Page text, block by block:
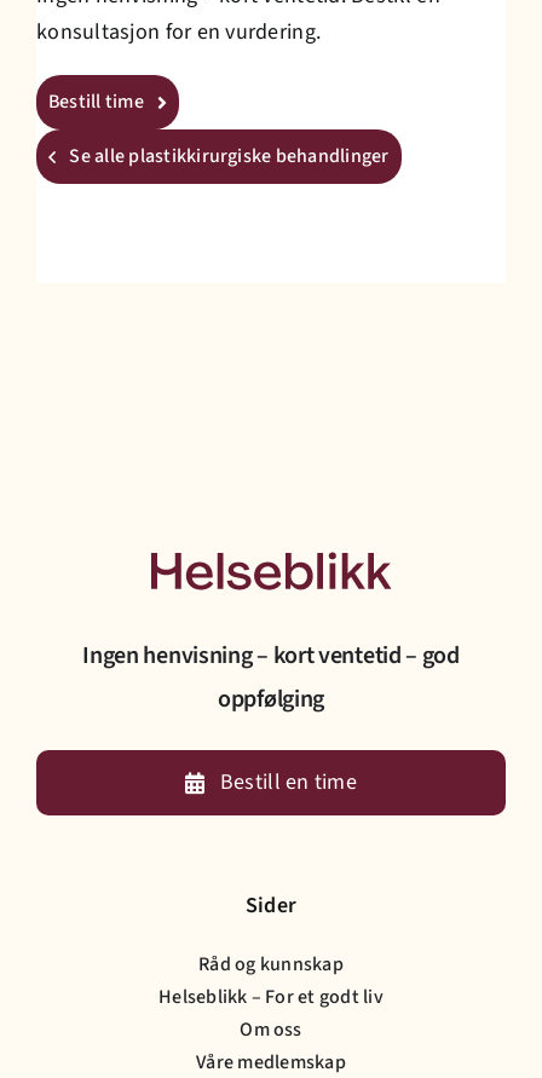
konsultasjon for en vurdering.
Bestill time
Se alle plastikkirurgiske behandlinger
Ingen henvisning – kort ventetid – god
oppfølging
Bestill en time
Sider
Råd og kunnskap
Helseblikk – For et godt liv
Om oss
Våre medlemskap